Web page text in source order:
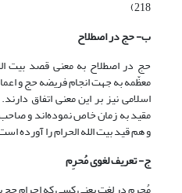
218)
ب- حج در اصطلاح
حج در اصطلاح به معنی قصد بیت
معظّمه به جهت انجام فریضه حج و
اسلامی نیز بر این معنی اتفاق
مقید به زمان خاص نموده‌اند و
و هم قید بیت الله الحرام را آورده است.
ج- تعریف لغوی مُحرِم